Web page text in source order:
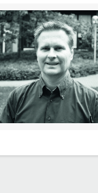
Miehe Ute Seiderer